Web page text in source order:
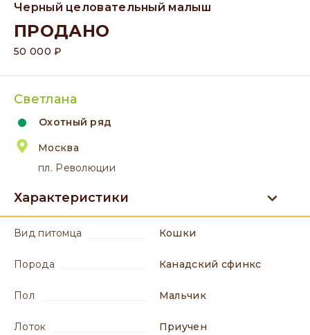
Черный целовательный малыш
ПРОДАНО
50 000 ₽
Светлана
Охотный ряд
Москва
пл. Революции
Характеристики
вид питомца Кошки
порода Канадский сфинкс
пол мальчик
лоток приучен